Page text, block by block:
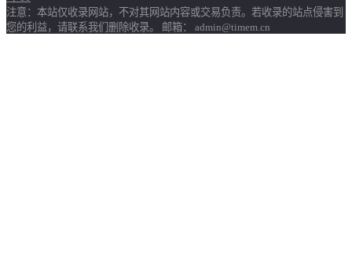
注意：本站仅收录网站，不对其网站内容或交易负责。若收录的站点侵害到
您的利益，请联系我们删除收录。 邮箱： admin@timem.cn